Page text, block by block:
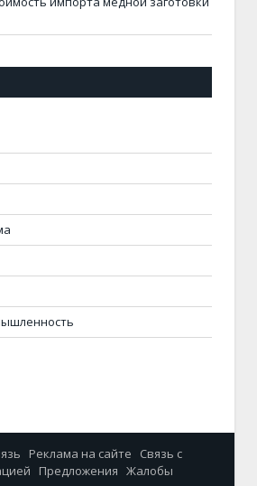
Реклама на сайте
Связь с
Предложения Жалобы